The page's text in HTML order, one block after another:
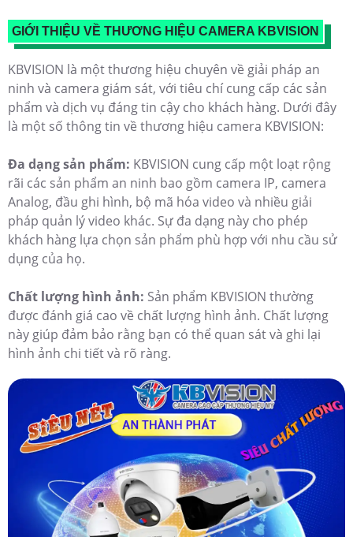
GIỚI THIỆU VỀ THƯƠNG HIỆU CAMERA KBVISION
KBVISION là một thương hiệu chuyên về giải pháp an
ninh và camera giám sát, với tiêu chí cung cấp các sản
phẩm và dịch vụ đáng tin cậy cho khách hàng. Dưới đây
là một số thông tin về thương hiệu camera KBVISION:
Đa dạng sản phẩm: KBVISION cung cấp một loạt rộng
rãi các sản phẩm an ninh bao gồm camera IP, camera
Analog, đầu ghi hình, bộ mã hóa video và nhiều giải
pháp quản lý video khác. Sự đa dạng này cho phép
khách hàng lựa chọn sản phẩm phù hợp với nhu cầu sử
dụng của họ.
Chất lượng hình ảnh: Sản phẩm KBVISION thường
được đánh giá cao về chất lượng hình ảnh. Chất lượng
này giúp đảm bảo rằng bạn có thể quan sát và ghi lại
hình ảnh chi tiết và rõ ràng.